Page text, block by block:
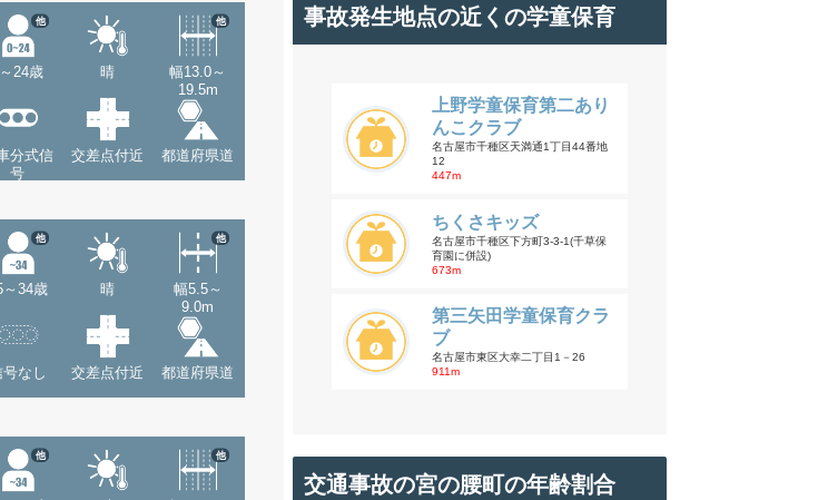
24歳
他
晴
幅13.0～
19.5m
他
分式信
号
交差点付近 都道府県道
～34歳
他
晴
幅5.5～
9.0m
他
号なし 交差点付近 都道府県道
他 他
事故発生地点の近くの学童保育
上野学童保育第二あり
んこクラブ
名古屋市千種区天満通1丁目44番地
12
447m
ちくさキッズ
名古屋市千種区下方町3-3-1(千草保
育園に併設)
673m
第三矢田学童保育クラ
ブ
名古屋市東区大幸二丁目1－26
911m
交通事故の宮の腰町の年齢割合